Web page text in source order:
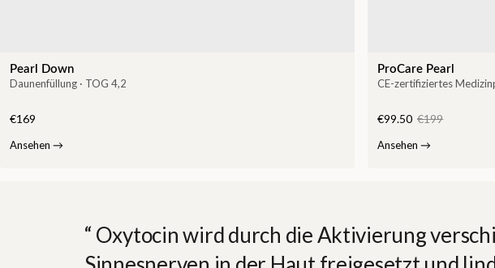
Pearl Down
Daunenfüllung · TOG 4,2
€169
Ansehen →
ProCare Pearl
CE-zertifiziertes
€99.50 €199
Ansehen →
Oxytocin wird durch die Aktivierung